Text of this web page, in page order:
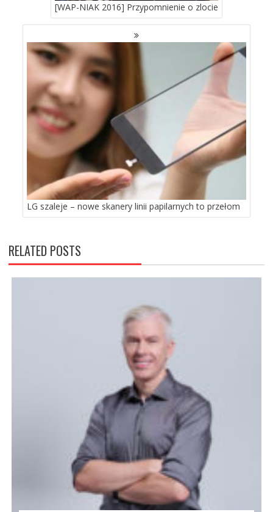
[WAP-NIAK 2016] Przypomnienie o zlocie
LG szaleje – nowe skanery linii papilarnych to przełom
RELATED POSTS